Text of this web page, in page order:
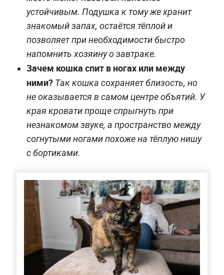
устойчивым. Подушка к тому же хранит
знакомый запах, остаётся тёплой и
позволяет при необходимости быстро
напомнить хозяину о завтраке.
Зачем кошка спит в ногах или между
ними? Так кошка сохраняет близость, но
не оказывается в самом центре объятий. У
края кровати проще спрыгнуть при
незнакомом звуке, а пространство между
согнутыми ногами похоже на тёплую нишу
с бортиками.